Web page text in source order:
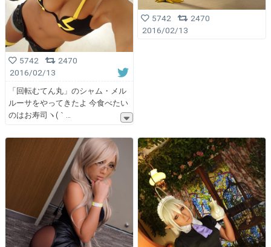
5742
2470
2016/02/13
「回転むてん丸」のシャム・メル
ルーサをやってきたよ 今食べたい
のはお寿司ヽ(｀
5742
2470
2016/02/13